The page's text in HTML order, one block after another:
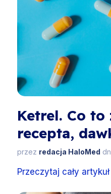
Ketrel. Co to
recepta,
przez redacja HaloMed
Przeczytaj cały